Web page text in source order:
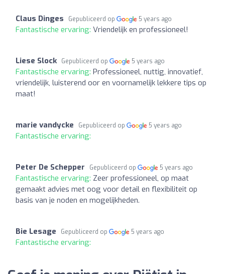
Claus Dinges Gepubliceerd op 5 years ago
Fantastische ervaring: Vriendelijk en professioneel!
Liese Slock Gepubliceerd op 5 years ago
Fantastische ervaring: Professioneel, nuttig, innovatief,
vriendelijk, luisterend oor en voornamelijk lekkere tips op
maat!
marie vandycke Gepubliceerd op 5 years ago
Fantastische ervaring:
Peter De Schepper Gepubliceerd op 5 years ago
Fantastische ervaring: Zeer professioneel, op maat
gemaakt advies met oog voor detail en flexibiliteit op
basis van je noden en mogelijkheden.
Bie Lesage Gepubliceerd op 5 years ago
Fantastische ervaring: